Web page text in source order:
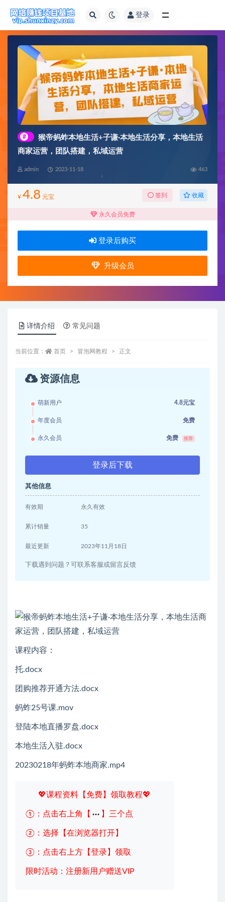
登录
#
猴帝蚂蚱本地生活+子谦·本地生活分享，本地生活
商家运营，团队搭建，私域运营
admin 2023-11-18 463
¥ 4.8 元宝 签到 收藏
永久会员免费
登录后购买
升级会员
详情介绍 常见问题
当前位置： 首页 冒泡网教程 正文
资源信息
萌新用户 4.8元宝
年度会员 免费
永久会员 免费 推荐
登录后下载
其他信息
有效期 永久有效
累计销量 35
最近更新 2023年11月18日
下载遇到问题？可联系客服或留言反馈
课程内容：
托.docx
团购推荐开通方法.docx
蚂蚱25号课.mov
登陆本地直播罗盘.docx
本地生活入驻.docx
20230218年蚂蚱本地商家.mp4
💖课程资料【免费】领取教程💖
①：点击右上角【 】三个点
②：选择【在浏览器打开】
③：点击右上方【登录】领取
限时活动：注册新用户赠送VIP